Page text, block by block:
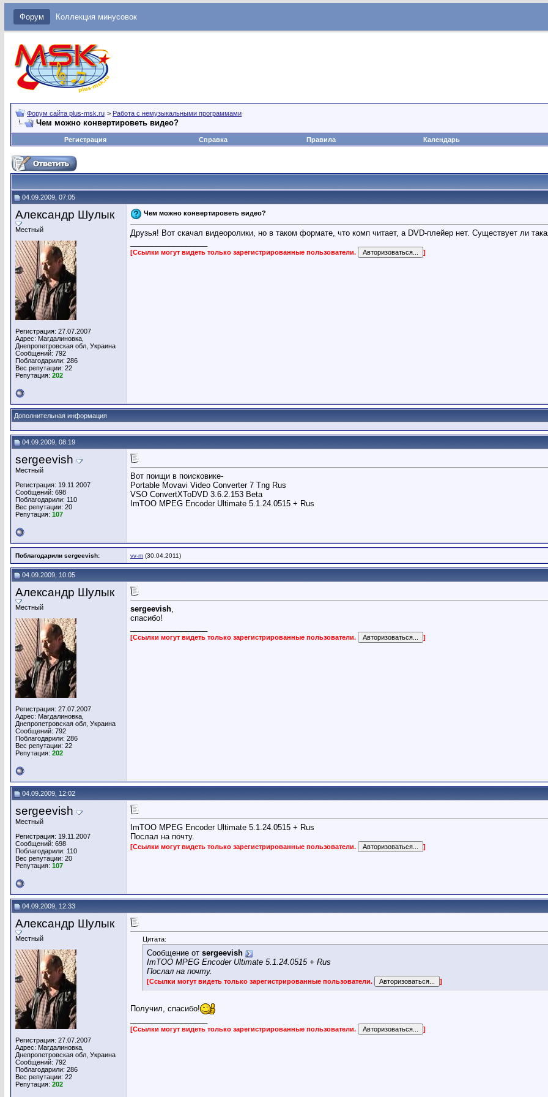
Форум Коллекция минусовок
Форум сайта plus-msk.ru > Работа с немузыкальными программами
Чем можно конвертироветь видео?
Регистрация Справка Правила Календарь
04.09.2009, 07:05
Александр Шулык
Местный
Регистрация: 27.07.2007
Адрес: Магдалиновка,
Днепропетровская обл, Украина
Сообщений: 792
Поблагодарили: 286
Вес репутации: 22
Репутация: 202
Чем можно конвертироветь видео?
Друзья! Вот скачал видеоролики, но в таком формате, что комп читает, а DVD-плейер нет. Существует ли
[Ссылки могут видеть только зарегистрированные пользователи. ]
Дополнительная информация
04.09.2009, 08:19
sergeevish
Местный
Регистрация: 19.11.2007
Сообщений: 698
Поблагодарили: 110
Вес репутации: 20
Репутация: 107
Вот поищи в поисковике-
Portable Movavi Video Converter 7 Tng Rus
VSO ConvertXToDVD 3.6.2.153 Beta
ImTOO MPEG Encoder Ultimate 5.1.24.0515 + Rus
Поблагодарили sergeevish: vv-m (30.04.2011)
04.09.2009, 10:05
Александр Шулык
Местный
Регистрация: 27.07.2007
Адрес: Магдалиновка,
Днепропетровская обл, Украина
Сообщений: 792
Поблагодарили: 286
Вес репутации: 22
Репутация: 202
sergeevish,
спасибо!
[Ссылки могут видеть только зарегистрированные пользователи. ]
04.09.2009, 12:02
sergeevish
Местный
Регистрация: 19.11.2007
Сообщений: 698
Поблагодарили: 110
Вес репутации: 20
Репутация: 107
ImTOO MPEG Encoder Ultimate 5.1.24.0515 + Rus
Послал на почту.
[Ссылки могут видеть только зарегистрированные пользователи. ]
04.09.2009, 12:33
Александр Шулык
Местный
Регистрация: 27.07.2007
Адрес: Магдалиновка,
Днепропетровская обл, Украина
Сообщений: 792
Поблагодарили: 286
Вес репутации: 22
Репутация: 202
Цитата:
Сообщение от sergeevish
ImTOO MPEG Encoder Ultimate 5.1.24.0515 + Rus
Послал на почту.
[Ссылки могут видеть только зарегистрированные пользователи. ]
Получил, спасибо!
[Ссылки могут видеть только зарегистрированные пользователи. ]